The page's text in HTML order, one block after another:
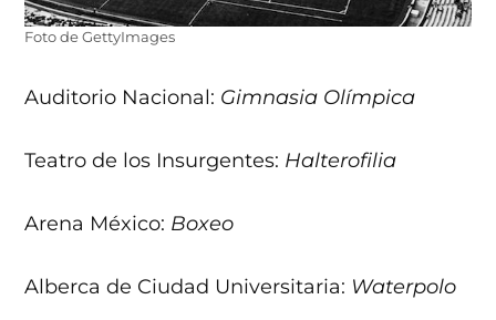
Foto de GettyImages
Auditorio Nacional: Gimnasia Olímpica
Teatro de los Insurgentes: Halterofilia
Arena México: Boxeo
Alberca de Ciudad Universitaria: Waterpolo